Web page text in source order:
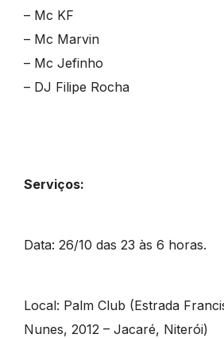
– Mc KF
– Mc Marvin
– Mc Jefinho
– DJ Filipe Rocha
Serviços:
Data: 26/10 das 23 às 6 horas.
Local: Palm Club (Estrada
Nunes, 2012 – Jacaré, Niterói)